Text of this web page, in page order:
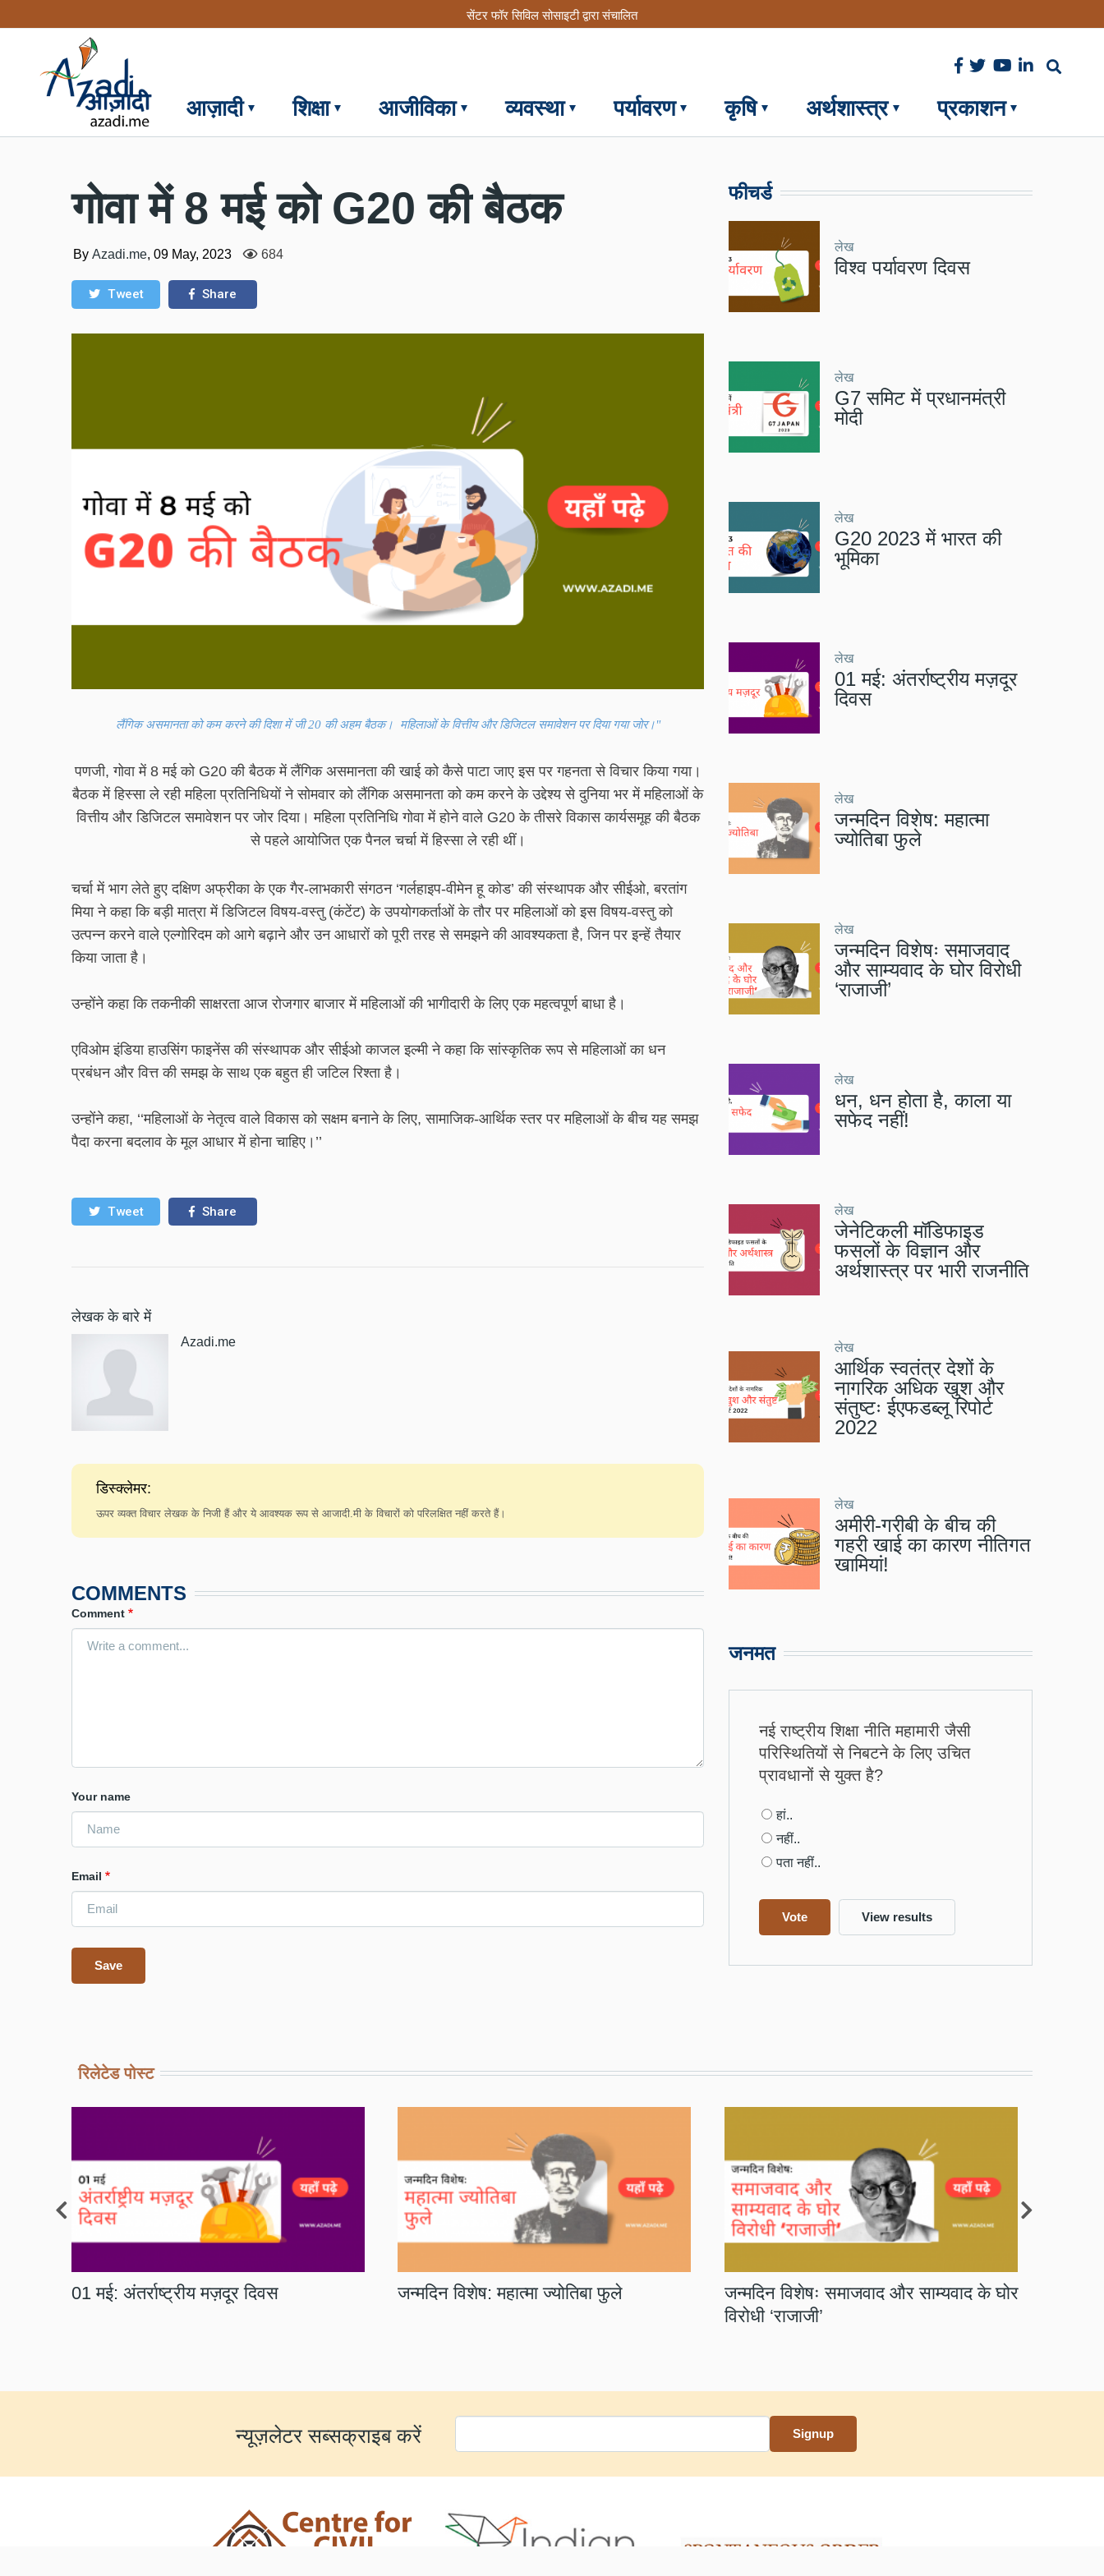
to
content
सेंटर फॉर सिविल सोसाइटी द्वारा संचालित
आज़ादी शिक्षा आजीविका व्यवस्था पर्यावरण कृषि अर्थशास्त्र प्रकाशन
गोवा में 8 मई को G20 की बैठक
By Azadi.me, 09 May, 2023 684
Tweet Share
लैंगिक असमानता को कम करने की दिशा में जी20 की अहम बैठक। महिलाओं के वित्तीय और डिजिटल समावेशन पर दिया गया जोर।"
पणजी, गोवा में 8 मई को G20 की बैठक में लैंगिक असमानता की खाई को कैसे पाटा जाए इस पर गहनता से विचार किया गया।
बैठक में हिस्सा ले रही महिला प्रतिनिधियों ने सोमवार को लैंगिक असमानता को कम करने के उद्देश्य से दुनिया भर में महिलाओं के
वित्तीय और डिजिटल समावेशन पर जोर दिया। महिला प्रतिनिधि गोवा में होने वाले G20 के तीसरे विकास कार्यसमूह की बैठक
से पहले आयोजित एक पैनल चर्चा में हिस्सा ले रही थीं।
चर्चा में भाग लेते हुए दक्षिण अफ्रीका के एक गैर-लाभकारी संगठन ‘गर्लहाइप-वीमेन हू कोड’ की संस्थापक और सीईओ, बरतांग
मिया ने कहा कि बड़ी मात्रा में डिजिटल विषय-वस्तु (कंटेंट) के उपयोगकर्ताओं के तौर पर महिलाओं को इस विषय-वस्तु को
उत्पन्न करने वाले एल्गोरिदम को आगे बढ़ाने और उन आधारों को पूरी तरह से समझने की आवश्यकता है, जिन पर इन्हें तैयार
किया जाता है।
उन्होंने कहा कि तकनीकी साक्षरता आज रोजगार बाजार में महिलाओं की भागीदारी के लिए एक महत्वपूर्ण बाधा है।
एविओम इंडिया हाउसिंग फाइनेंस की संस्थापक और सीईओ काजल इल्मी ने कहा कि सांस्कृतिक रूप से महिलाओं का धन
प्रबंधन और वित्त की समझ के साथ एक बहुत ही जटिल रिश्ता है।
उन्होंने कहा, ‘‘महिलाओं के नेतृत्व वाले विकास को सक्षम बनाने के लिए, सामाजिक-आर्थिक स्तर पर महिलाओं के बीच यह समझ
पैदा करना बदलाव के मूल आधार में होना चाहिए।’’
Tweet Share
लेखक के बारे में
Azadi.me
डिस्क्लेमर:
ऊपर व्यक्त विचार लेखक के निजी हैं और ये आवश्यक रूप से आजादी.मी के विचारों को परिलक्षित नहीं करते हैं।
COMMENTS
Comment
Your name
Email
फीचर्ड
लेख
विश्व पर्यावरण दिवस
लेख
G7 समिट में प्रधानमंत्री
मोदी
लेख
G20 2023 में भारत की
भूमिका
लेख
01 मई: अंतर्राष्ट्रीय मज़दूर
दिवस
लेख
जन्मदिन विशेष: महात्मा
ज्योतिबा फुले
लेख
जन्मदिन विशेषः समाजवाद
और साम्यवाद के घोर विरोधी
‘राजाजी’
लेख
धन, धन होता है, काला या
सफेद नहीं!
लेख
जेनेटिकली मॉडिफाइड
फसलों के विज्ञान और
अर्थशास्त्र पर भारी राजनीति
लेख
आर्थिक स्वतंत्र देशों के
नागरिक अधिक खुश और
संतुष्टः ईएफडब्लू रिपोर्ट
2022
लेख
अमीरी-गरीबी के बीच की
गहरी खाई का कारण नीतिगत
खामियां!
जनमत
नई राष्ट्रीय शिक्षा नीति महामारी जैसी
परिस्थितियों से निबटने के लिए उचित
प्रावधानों से युक्त है?
Choices
हां..
नहीं..
पता नहीं..
रिलेटेड पोस्ट
01 मई: अंतर्राष्ट्रीय मज़दूर दिवस जन्मदिन विशेष: महात्मा ज्योतिबा फुले
जन्मदिन विशेषः समाजवाद और साम्यवाद के घोर
विरोधी ‘राजाजी’
न्यूज़लेटर सब्सक्राइब करें